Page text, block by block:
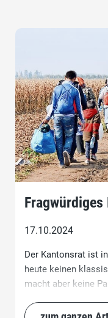
17.10.2024
Der Kantonsrat ist
heute keinen
macht aber keine
mit seiner